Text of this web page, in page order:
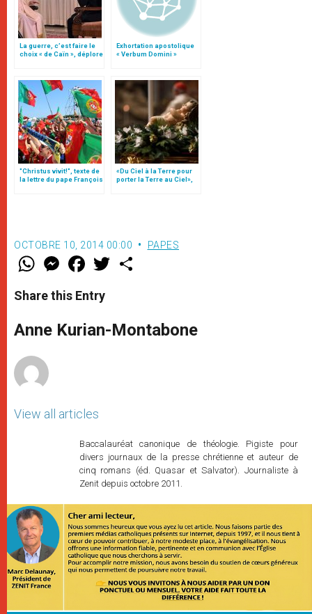
La guerre, c’est faire le
choix « de Caïn », déplore
Exhortation apostolique
« Verbum Domini »
"Christus vivit!", texte de
la lettre du pape François
«Du Ciel à la Terre pour
porter la Terre au Ciel»,
OCTOBRE 10, 2014 00:00 PAPES
W
t
s
p
p
M
e
s
e
g
e
F
a
e
b
o
k
w
r
Share this Entry
Anne Kurian-Montabone
View all articles
Baccalauréat canonique de théologie. Pigiste pour
divers journaux de la presse chrétienne et auteur de
cinq romans (éd. Quasar et Salvator). Journaliste à
Zenit depuis octobre 2011.